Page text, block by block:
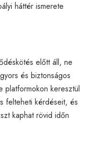
háttér ismerete
előtt áll, ne
és biztonságos
platformokon keresztül
felteheti kérdéseit, és
kaphat rövid időn